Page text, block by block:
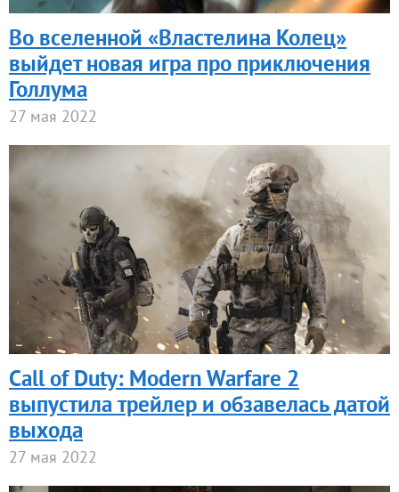
Во вселенной «Властелина Колец»
выйдет новая игра про приключения
Голлума
27 мая 2022
Call of Duty: Modern Warfare 2
выпустила трейлер и обзавелась датой
выхода
27 мая 2022